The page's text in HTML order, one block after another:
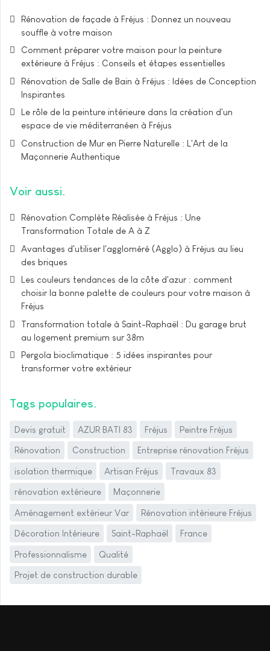
Rénovation de façade à Fréjus : Donnez un nouveau
souffle à votre maison
Comment préparer votre maison pour la peinture
extérieure à Fréjus : Conseils et étapes essentielles
Rénovation de Salle de Bain à Fréjus : Idées de Conception
Inspirantes
Le rôle de la peinture intérieure dans la création d'un
espace de vie méditerranéen à Fréjus
Construction de Mur en Pierre Naturelle : L'Art de la
Maçonnerie Authentique
Voir aussi
Rénovation Complète Réalisée à Fréjus : Une
Transformation Totale de A à Z
Avantages d'utiliser l'aggloméré (Agglo) à Fréjus au lieu
des briques
Les couleurs tendances de la côte d'azur : comment
choisir la bonne palette de couleurs pour votre maison à
Fréjus
Transformation totale à Saint-Raphaël : Du garage brut
au logement premium sur 38m²
Pergola bioclimatique : 5 idées inspirantes pour
transformer votre extérieur
Tags populaires
Devis gratuit AZUR BATI 83 Fréjus Peintre Fréjus
Rénovation Construction Entreprise rénovation Fréjus
isolation thermique Artisan Fréjus Travaux 83
rénovation extérieure Maçonnerie
Aménagement extérieur Var Rénovation intérieure Fréjus
Décoration Intérieure Saint-Raphaël France
Professionnalisme Qualité
Projet de construction durable